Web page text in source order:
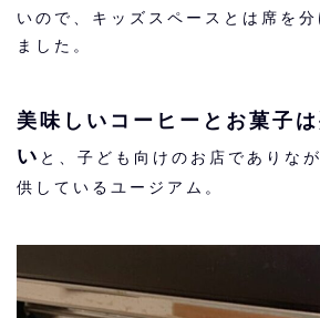
いので、キッズスペースとは席を
ました。
美味しいコーヒーとお菓子
い と、子ども向けのお店でありな
供しているユージアム。